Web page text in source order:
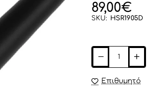
89,00€
SKU: HSR1905D
Επιθυμητό